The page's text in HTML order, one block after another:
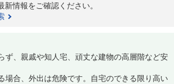
情報をご確認ください。
ず、親戚や知人宅、頑丈な建物の高層階など安
場合、外出は危険です。自宅のできる限り高い